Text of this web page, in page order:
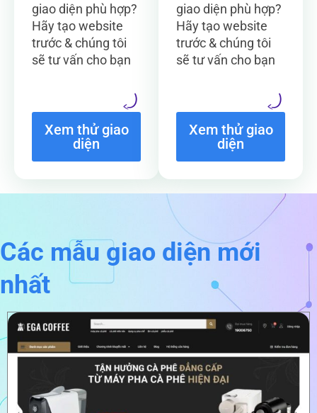
giao diện phù hợp?
Hãy tạo website
trước & chúng tôi
sẽ tư vấn cho bạn
Xem thử giao
diện
giao diện phù hợp?
Hãy tạo website
trước & chúng tôi
sẽ tư vấn cho bạn
Xem thử giao
diện
Các mẫu giao diện mới
nhất